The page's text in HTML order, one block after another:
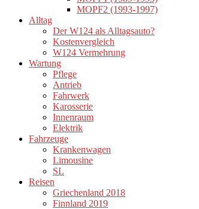
MOPF2 (1993-1997)
Alltag
Der W124 als Alltagsauto?
Kostenvergleich
W124 Vermehrung
Wartung
Pflege
Antrieb
Fahrwerk
Karosserie
Innenraum
Elektrik
Fahrzeuge
Krankenwagen
Limousine
SL
Reisen
Griechenland 2018
Finnland 2019